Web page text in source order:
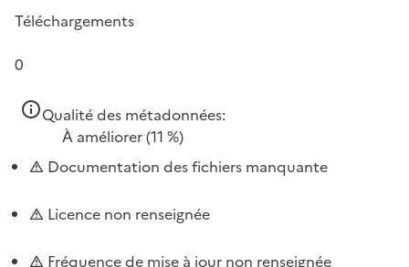
Téléchargements
0
Qualité des métadonnées:
À améliorer(11 %)
Documentation des fichiers manquante
Licence non renseignée
Fréquence de mise à jour non renseignée